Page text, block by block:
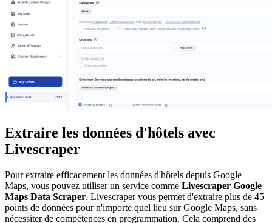
Extraire les données d'hôtels avec
Livescraper
Pour extraire efficacement les données d'hôtels depuis Google
Maps, vous pouvez utiliser un service comme Livescraper Google
Maps Data Scraper. Livescraper vous permet d'extraire plus de 45
points de données pour n'importe quel lieu sur Google Maps, sans
nécessiter de compétences en programmation. Cela comprend des